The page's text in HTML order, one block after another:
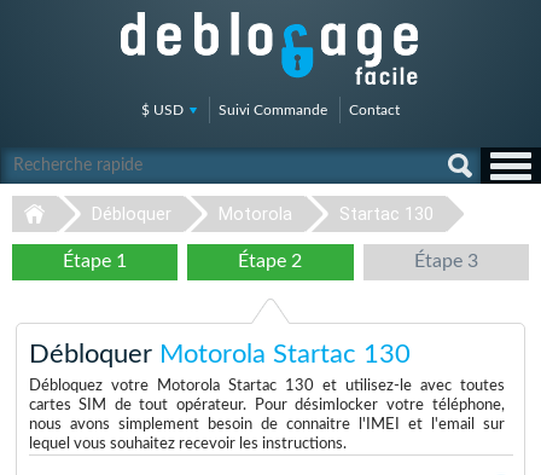
$ USD Suivi Commande Contact
Débloquer Motorola Startac 130
Étape 1 Étape 2 Étape 3
Débloquer Motorola Startac 130
Débloquez votre Motorola Startac 130 et utilisez-le avec toutes
cartes SIM de tout opérateur. Pour désimlocker votre téléphone,
nous avons simplement besoin de connaitre l'IMEI et l'email sur
lequel vous souhaitez recevoir les instructions.